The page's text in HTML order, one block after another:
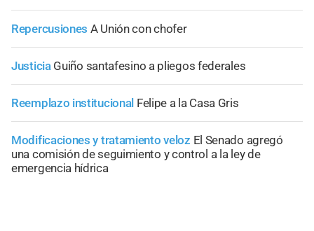
Repercusiones A Unión con chofer
Justicia Guiño santafesino a pliegos federales
Reemplazo institucional Felipe a la Casa Gris
Modificaciones y tratamiento veloz El Senado agregó
una comisión de seguimiento y control a la ley de
emergencia hídrica